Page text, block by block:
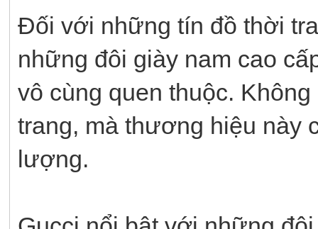
Đối với những tín đồ thời
những đôi giày nam cao
vô cùng quen thuộc.
trang, mà thương hiệu này
lượng.